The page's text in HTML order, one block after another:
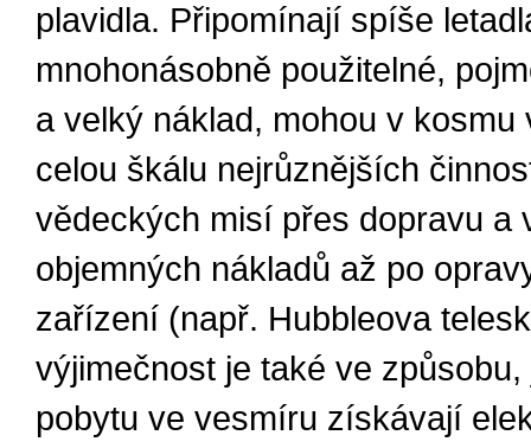
plavidla. Připomínají spíše
mnohonásobně použitelné,
a velký náklad, mohou v kosmu
celou škálu nejrůznějších
vědeckých misí přes dopravu a
objemných nákladů až po
zařízení (např. Hubbleova
výjimečnost je také ve
pobytu ve vesmíru získávají